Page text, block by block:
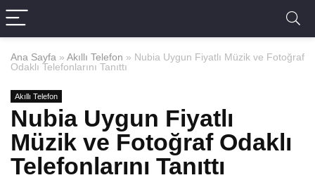
Ana Sayfa » Akıllı Telefon » Nubia Uygun Fiyatlı Müzik ve Fotoğraf
Odaklı Telefonlarını Tanıttı
Akıllı Telefon
Nubia Uygun Fiyatlı
Müzik ve Fotoğraf Odaklı
Telefonlarını Tanıttı